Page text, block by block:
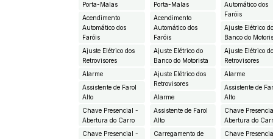
Porta-Malas
Acendimento
Automático dos
Faróis
Ajuste Elétrico dos
Retrovisores
Alarme
Assistente de Farol
Alto
Chave Presencial -
Abertura do Carro
Chave Presencial -
Porta-Malas
Acendimento
Automático dos
Faróis
Ajuste Elétrico do
Banco do Motorista
Ajuste Elétrico dos
Retrovisores
Alarme
Assistente de Farol
Alto
Carregamento de
Automático dos
Faróis
Ajuste Elétrico
Banco do
Ajuste Elétrico
Retrovisores
Alarme
Assistente de
Alto
Chave
Abertura do
Chave